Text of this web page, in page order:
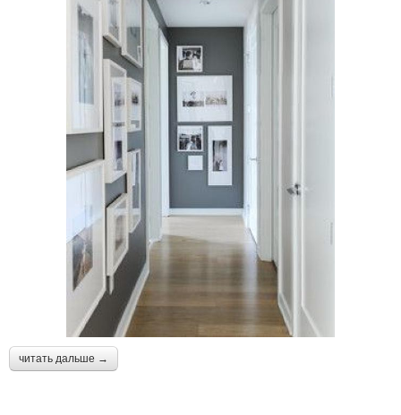
читать дальше →